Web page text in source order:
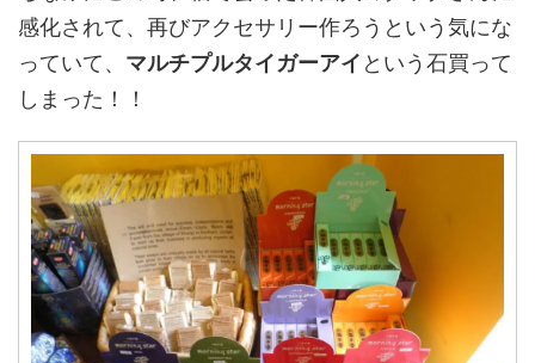
感化されて、再びアクセサリー作ろうという気にな
っていて、 マルチプルタイガーアイ という石買って
しまった！！